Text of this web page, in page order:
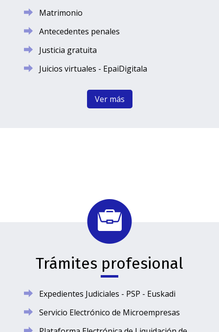
Matrimonio
Antecedentes penales
Justicia gratuita
Juicios virtuales - EpaiDigitala
Ver más
Trámites profesional
Expedientes Judiciales - PSP - Euskadi
Servicio Electrónico de Microempresas